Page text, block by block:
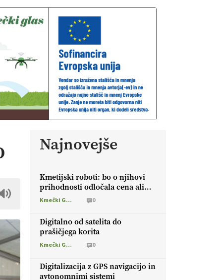
Najnovejše
Kmetijski roboti: bo o njihovi
prihodnosti odločala cena ali
prednosti za kmetijo?
Kmečki Glas 0
Digitalno od satelita do
prašičjega korita
Kmečki Glas 0
Digitalizacija z GPS navigacijo in
avtonomnimi sistemi